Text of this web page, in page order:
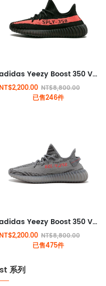
adidas Yeezy Boost 350 V2 經典運動款 黑粉
NT$2,200.00 NT$8,800.00
已售246件
adidas Yeezy Boost 350 V2 經典運動款 灰橙
NT$2,200.00 NT$8,800.00
已售475件
系列